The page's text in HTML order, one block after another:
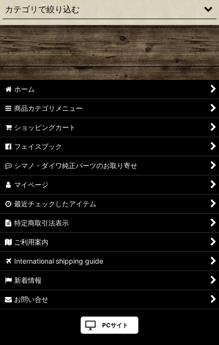
並び順
絞り込む
カテゴリで絞り込む
【シマノ】22ステラ［STELLA］対応 カスタムパーツ
【シマノ】18-19ステラ［STELLA］対応 カスタムパーツ
【シマノ】14ステラ［STELLA］対応 カスタムパーツ
【シマノ】10ステラ［STELLA］対応 カスタムパーツ
【シマノ】07ステラ［STELLA］対応 カスタムパーツ
【シマノ】19-22ステラSW［STELLA SW］対応 カスタムパー
ツ
【シマノ】08ステラSW［STELLA SW］対応 カスタムパーツ
【シマノ】01ステラSW［STELLA SW］対応 カスタムパーツ
ーツ
17ヴァンキッシュFW用
FW［VANQUISH］対応 カスタムパーツ
【シマノ】12-13ヴァンキッシュ&リミテッド［VANQUISH］
ホーム
商品カテゴリメニュー
ショッピングカート
フェイスブック
シマノ・ダイワ純正パーツのお取り寄せ
マイページ
最近チェックしたアイテム
特定商取引法表示
ご利用案内
International shipping guide
新着情報
お問い合せ
PCサイト